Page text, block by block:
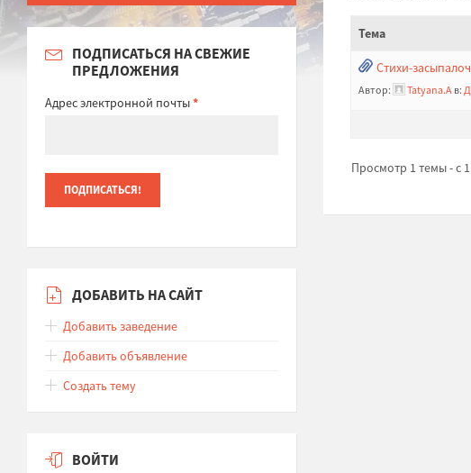
Тема
Стихи-
Автор: Tatyana.A в:
Просмотр 1 темы - с 1
ПОДПИСАТЬСЯ НА СВЕЖИЕ
ПРЕДЛОЖЕНИЯ
Адрес электронной почты*
ДОБАВИТЬ НА САЙТ
Добавить заведение
Добавить объявление
Создать тему
ВОЙТИ